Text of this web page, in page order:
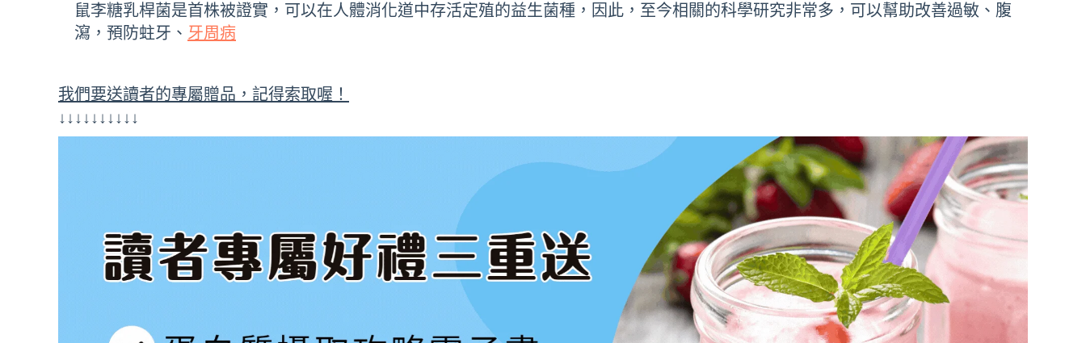
鼠李糖乳桿菌是首株被證實，可以在人體消化道中存活定殖的益生菌種，因此，至今相關的科學研究非常多，可以幫助改善過敏、腹
瀉，預防蛀牙、 牙周病
我們要送讀者的專屬贈品，記得索取喔！
↓↓↓↓↓↓↓↓↓↓